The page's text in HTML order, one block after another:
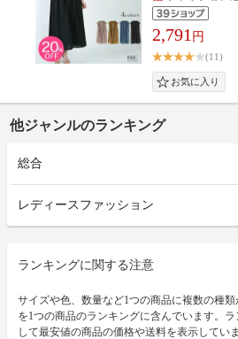
2,791 円
(11)
他ジャンルのランキング
総合
レディースファッション
ランキングに関する注意
サイズや色、数量など1つの商品に複数の種
を1つの商品のランキングに含んでいます。
して最安値の商品の価格や送料を表示していま